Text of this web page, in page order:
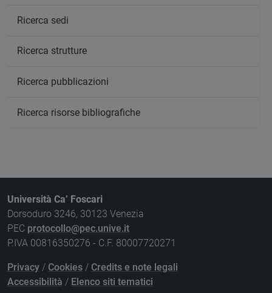
Ricerca sedi
Ricerca strutture
Ricerca pubblicazioni
Ricerca risorse bibliografiche
Università Ca’ Foscari
Dorsoduro 3246, 30123 Venezia
PEC protocollo@pec.unive.it
P.IVA 00816350276 - C.F. 80007720271
Privacy / Cookies / Credits e note legali
Accessibilità / Elenco siti tematici